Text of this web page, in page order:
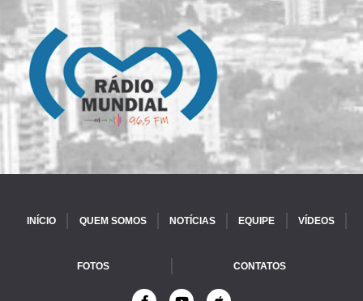
INÍCIO QUEM SOMOS NOTÍCIAS EQUIPE VÍDEOS
FOTOS CONTATOS